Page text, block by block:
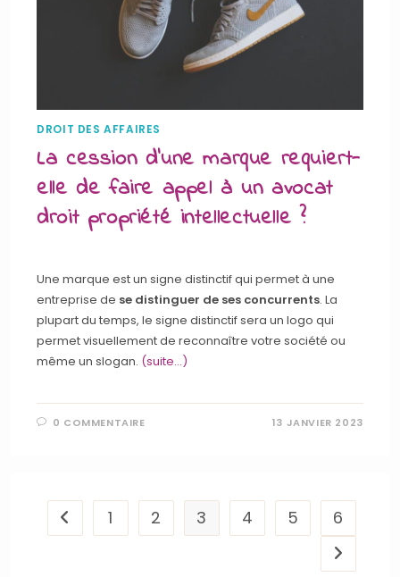
DROIT DES AFFAIRES
La cession d’une marque requiert-
elle de faire appel à un avocat
droit propriété intellectuelle ?
Une marque est un signe distinctif qui permet à une
entreprise de se distinguer de ses concurrents. La
plupart du temps, le signe distinctif sera un logo qui
permet visuellement de reconnaître votre société ou
même un slogan. (suite…)
0 COMMENTAIRE 13 JANVIER 2023
Go to the previous page
1 2 3 4 5 6
Aller à la